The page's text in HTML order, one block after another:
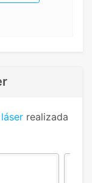
realizada